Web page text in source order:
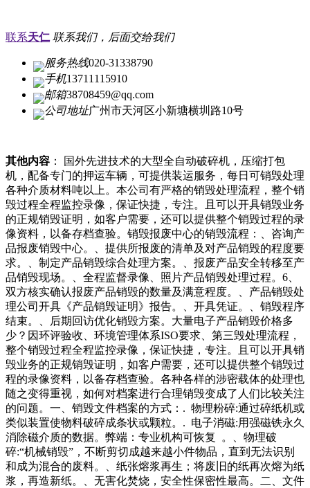
联系天仁 联系我们，后面交给我们
服务热线020-31338790
手机13711115910
邮箱38708459@qq.com
公司地址广州市天河区小新塘横圳路10号
其他内容 ： 国外先进技术的大型全自动破碎机，压缩打包
机，配备专门的押运车辆，可提供装运服务，每日可销毁处理
各种介质材料吨以上。本公司有严格的销毁处理流程，整个销
毁过程全程监控录像，保证快捷，专注。且可以开具销毁业务
的正规销毁证明，如客户需要，还可以提供整个销毁过程的录
像资料，以备存档查验。销毁报废中心的销毁流程：、咨询产
品报废销毁中心。、提供所报废的清单及对产品销毁的程度要
求。、制定产品销毁综合处理方案。、报废产品安全转移至产
品销毁现场。、全程监督录像、照片产品销毁处理过程。6、
双方核实确认报废产品销毁的数量及满意程度。、产品销毁处
理公司开具《产品销毁证明》报告。、开具凭证。、销毁程序
结束。、后期回访优化销毁方案。大量电子产品销毁价格多
少？因环评验收、环境管理体系ISO要求、第三毁处理流程，
整个销毁过程全程监控录像，保证快捷，专注。且可以开具销
毁业务的正规销毁证明，如客户需要，还可以提供整个销毁过
程的录像资料，以备存档查验。各种各样的涉密载体的处理也
随之变得重视，如何对档案进行合理销毁变成了人们比较关注
的问题。一、销毁文件档案的方式：. 物理粉碎:通过碎纸机或
类似装置使物料破碎成条状或颗粒。. 电子消磁:用强磁铁永久
消除磁介质的数据。弊端：专业机构可恢复 。、物理破
碎:“机械销毁”，不断剪切成越来越小件物品，直到无法识别
和成为混合的废料。、纸张熔浆再生；将废旧的纸再次熔为纸
浆，再造新纸。、无害化焚烧，安全性保密性最高。二、文件